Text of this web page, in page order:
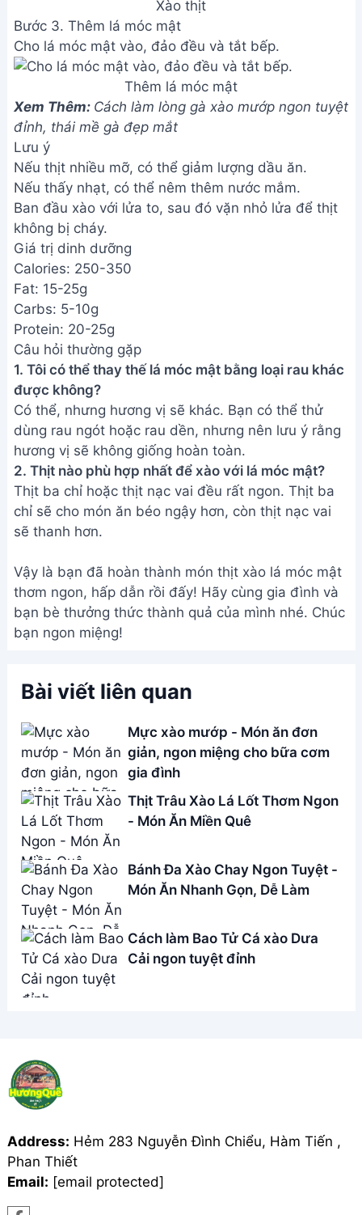
Xào thịt
Bước 3. Thêm lá móc mật
Cho lá móc mật vào, đảo đều và tắt bếp.
Thêm lá móc mật
Xem Thêm: Cách làm lòng gà xào mướp ngon tuyệt
đỉnh, thái mề gà đẹp mắt
Lưu ý
Nếu thịt nhiều mỡ, có thể giảm lượng dầu ăn.
Nếu thấy nhạt, có thể nêm thêm nước mắm.
Ban đầu xào với lửa to, sau đó vặn nhỏ lửa để thịt
không bị cháy.
Giá trị dinh dưỡng
Calories: 250-350
Fat: 15-25g
Carbs: 5-10g
Protein: 20-25g
Câu hỏi thường gặp
1. Tôi có thể thay thế lá móc mật bằng loại rau khác
được không?
Có thể, nhưng hương vị sẽ khác. Bạn có thể thử
dùng rau ngót hoặc rau dền, nhưng nên lưu ý rằng
hương vị sẽ không giống hoàn toàn.
2. Thịt nào phù hợp nhất để xào với lá móc mật?
Thịt ba chỉ hoặc thịt nạc vai đều rất ngon. Thịt ba
chỉ sẽ cho món ăn béo ngậy hơn, còn thịt nạc vai
sẽ thanh hơn.
Vậy là bạn đã hoàn thành món thịt xào lá móc mật
thơm ngon, hấp dẫn rồi đấy! Hãy cùng gia đình và
bạn bè thưởng thức thành quả của mình nhé. Chúc
bạn ngon miệng!
Bài viết liên quan
Mực xào mướp - Món ăn đơn
giản, ngon miệng cho bữa cơm
gia đình
Thịt Trâu Xào Lá Lốt Thơm Ngon
- Món Ăn Miền Quê
Bánh Đa Xào Chay Ngon Tuyệt -
Món Ăn Nhanh Gọn, Dễ Làm
Cách làm Bao Tử Cá xào Dưa
Cải ngon tuyệt đỉnh
Address: Hẻm 283 Nguyễn Đình Chiểu, Hàm Tiến ,
Phan Thiết
Email: [email protected]